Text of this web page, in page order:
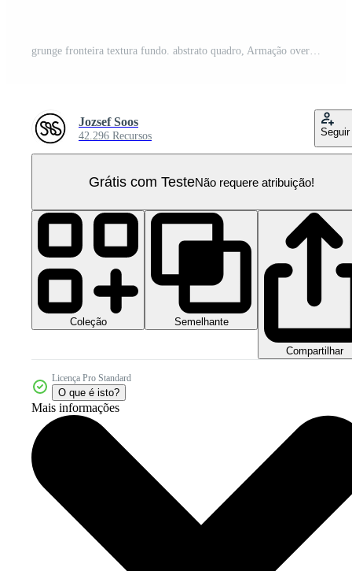
grunge fronteira textura fundo. abstrato quadro, Armação overlay. png gráfico ilustração com transparente fundo. PNG Pro
Jozsef Soos
42.296 Recursos Seguir
Grátis com TesteNão requere atribuição!
Coleção Semelhante
Compartilhar
Licença Pro Standard
O que é isto?
Mais informações